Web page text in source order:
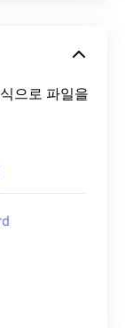
으로 파일을